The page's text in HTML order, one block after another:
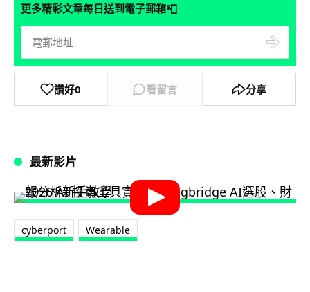
更多精彩文章每日送到電子郵箱📮
讚好0 看留言 分享
最新影片
cyberport Wearable